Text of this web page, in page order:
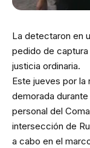
La detectaron en
pedido de
justicia ordinaria.
Este jueves por la
demorada
personal del
intersección de
a cabo en el